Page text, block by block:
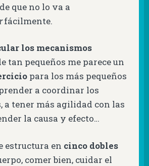
que no lo va a
fácilmente.
los mecanismos
tan pequeños me parece un
para los más pequeños
a coordinar los
a tener más agilidad con las
la causa y efecto…
estructura en cinco dobles
comer bien, cuidar el